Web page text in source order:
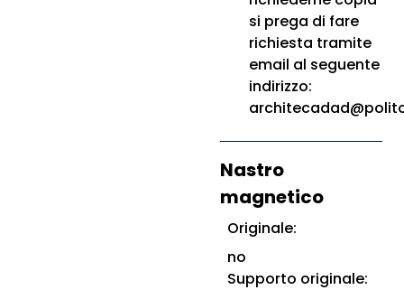
si prega di fare
richiesta tramite
email al seguente
indirizzo:
Nastro
magnetico
Originale:
no
Supporto originale: